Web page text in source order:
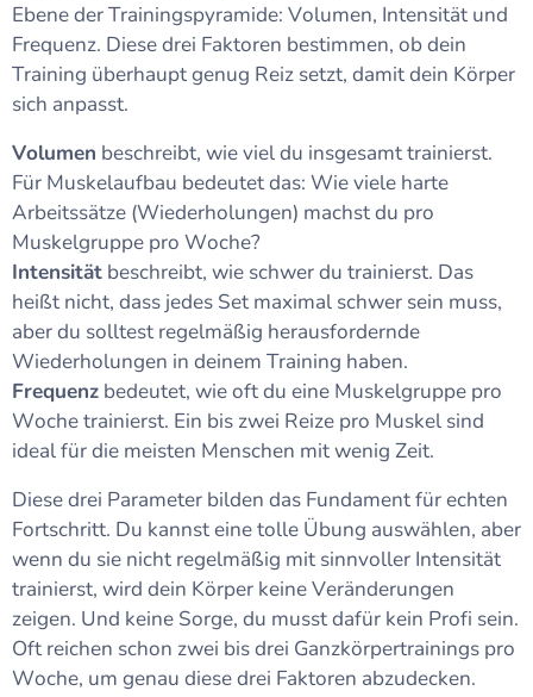
Ebene der Trainingspyramide: Volumen, Intensität und
Frequenz. Diese drei Faktoren bestimmen, ob dein
Training überhaupt genug Reiz setzt, damit dein Körper
sich anpasst.
Volumen beschreibt, wie viel du insgesamt trainierst.
Für Muskelaufbau bedeutet das: Wie viele harte
Arbeitssätze (Wiederholungen) machst du pro
Muskelgruppe pro Woche?
Intensität beschreibt, wie schwer du trainierst. Das
heißt nicht, dass jedes Set maximal schwer sein muss,
aber du solltest regelmäßig herausfordernde
Wiederholungen in deinem Training haben.
Frequenz bedeutet, wie oft du eine Muskelgruppe pro
Woche trainierst. Ein bis zwei Reize pro Muskel sind
ideal für die meisten Menschen mit wenig Zeit.
Diese drei Parameter bilden das Fundament für echten
Fortschritt. Du kannst eine tolle Übung auswählen, aber
wenn du sie nicht regelmäßig mit sinnvoller Intensität
trainierst, wird dein Körper keine Veränderungen
zeigen. Und keine Sorge, du musst dafür kein Profi sein.
Oft reichen schon zwei bis drei Ganzkörpertrainings pro
Woche, um genau diese drei Faktoren abzudecken.